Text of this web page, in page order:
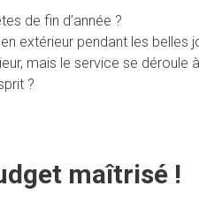
de fin d’année ?
extérieur pendant les
mais le service se déroule
?
maîtrisé !